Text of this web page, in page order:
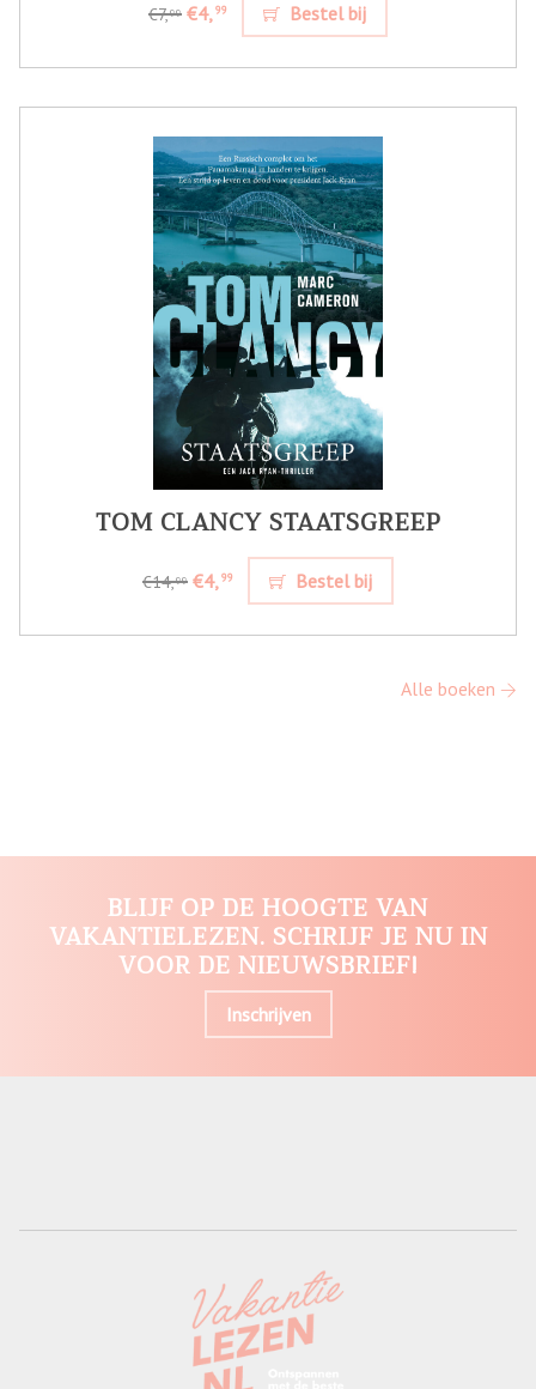
€7,99 €4,99 Bestel bij
TOM CLANCY STAATSGREEP
€14,99 €4,99 Bestel bij
Alle boeken
BLIJF OP DE HOOGTE VAN
VAKANTIELEZEN. SCHRIJF JE NU IN
VOOR DE NIEUWSBRIEF!
Inschrijven